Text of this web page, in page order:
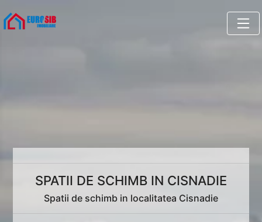
SPATII DE SCHIMB IN CISNADIE
Spatii de schimb in localitatea Cisnadie